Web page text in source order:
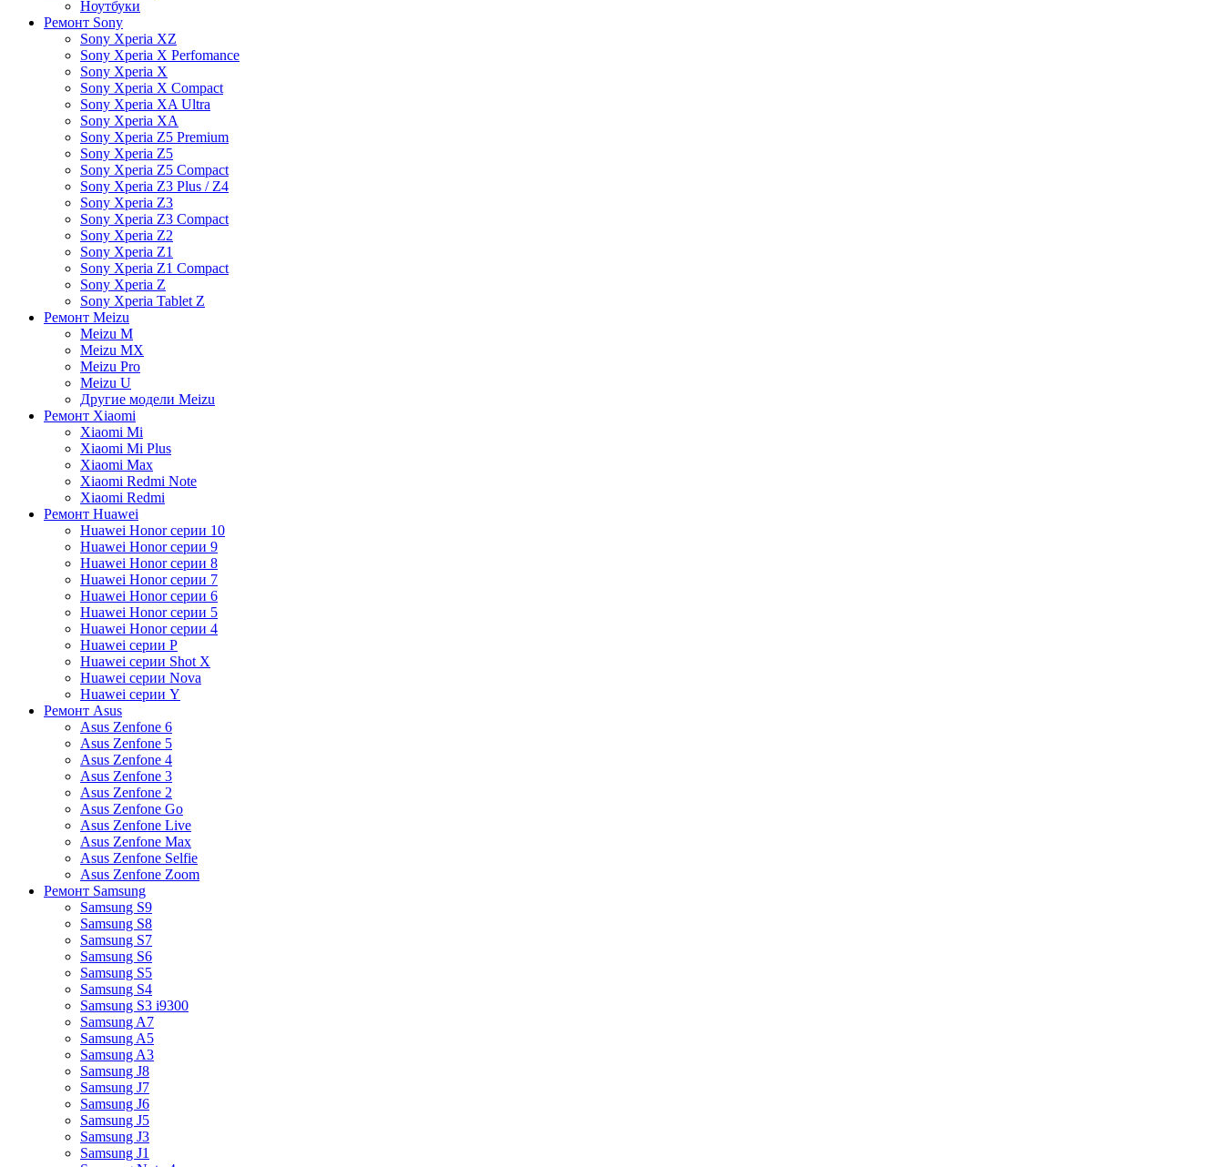
Ноутбуки
Ремонт Sony
Sony Xperia XZ
Sony Xperia X Perfomance
Sony Xperia X
Sony Xperia X Compact
Sony Xperia XA Ultra
Sony Xperia XA
Sony Xperia Z5 Premium
Sony Xperia Z5
Sony Xperia Z5 Compact
Sony Xperia Z3 Plus / Z4
Sony Xperia Z3
Sony Xperia Z3 Compact
Sony Xperia Z2
Sony Xperia Z1
Sony Xperia Z1 Compact
Sony Xperia Z
Sony Xperia Tablet Z
Ремонт Meizu
Meizu M
Meizu MX
Meizu Pro
Meizu U
Другие модели Meizu
Ремонт Xiaomi
Xiaomi Mi
Xiaomi Mi Plus
Xiaomi Max
Xiaomi Redmi Note
Xiaomi Redmi
Ремонт Huawei
Huawei Honor серии 10
Huawei Honor серии 9
Huawei Honor серии 8
Huawei Honor серии 7
Huawei Honor серии 6
Huawei Honor серии 5
Huawei Honor серии 4
Huawei серии P
Huawei серии Shot X
Huawei серии Nova
Huawei серии Y
Ремонт Asus
Asus Zenfone 6
Asus Zenfone 5
Asus Zenfone 4
Asus Zenfone 3
Asus Zenfone 2
Asus Zenfone Go
Asus Zenfone Live
Asus Zenfone Max
Asus Zenfone Selfie
Asus Zenfone Zoom
Ремонт Samsung
Samsung S9
Samsung S8
Samsung S7
Samsung S6
Samsung S5
Samsung S4
Samsung S3 i9300
Samsung A7
Samsung A5
Samsung A3
Samsung J8
Samsung J7
Samsung J6
Samsung J5
Samsung J3
Samsung J1